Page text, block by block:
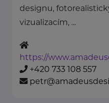
designu,
vizualizacím, ...
https://
+420 733 108 557